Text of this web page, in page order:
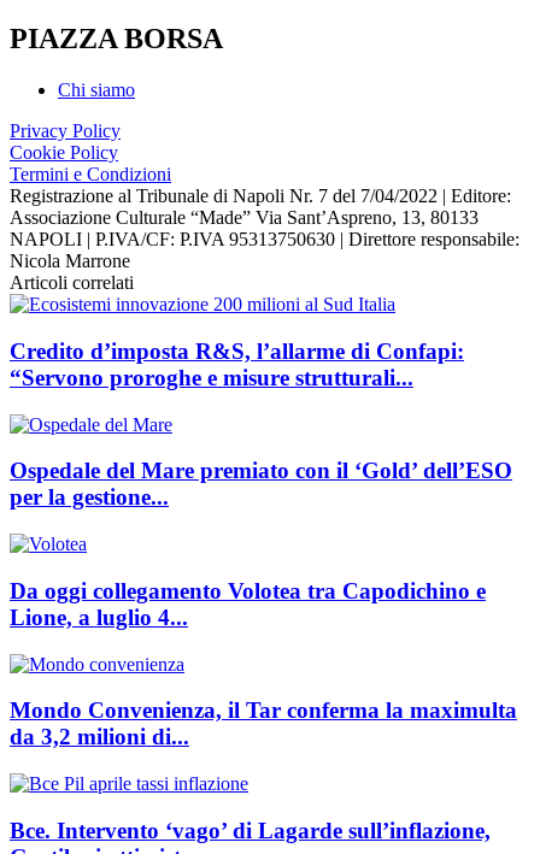
PIAZZA BORSA
Chi siamo
Privacy Policy
Cookie Policy
Termini e Condizioni
Registrazione al Tribunale di Napoli Nr. 7 del 7/04/2022 | Editore:
Associazione Culturale “Made” Via Sant’Aspreno, 13, 80133
NAPOLI | P.IVA/CF: P.IVA 95313750630 | Direttore responsabile:
Nicola Marrone
Articoli correlati
Credito d’imposta R&S, l’allarme di Confapi:
“Servono proroghe e misure strutturali...
Ospedale del Mare premiato con il ‘Gold’ dell’ESO
per la gestione...
Da oggi collegamento Volotea tra Capodichino e
Lione, a luglio 4...
Mondo Convenienza, il Tar conferma la maximulta
da 3,2 milioni di...
Bce. Intervento ‘vago’ di Lagarde sull’inflazione,